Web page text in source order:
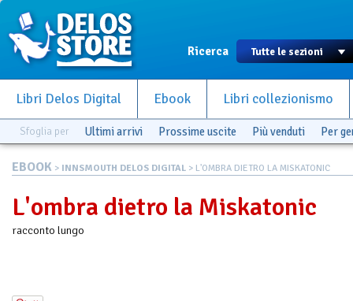
Ricerca
Libri Delos Digital Ebook Libri collezionismo
Sfoglia per Ultimi arrivi Prossime uscite Più venduti Per
EBOOK > INNSMOUTH DELOS DIGITAL > L'OMBRA DIETRO LA MISKATONIC
L'ombra dietro la Miskatonic
racconto lungo